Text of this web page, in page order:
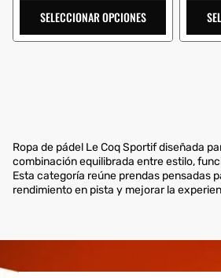
SELECCIONAR OPCIONES
Ropa de pádel Le Coq Sportif diseñada
combinación equilibrada entre estilo,
Esta categoría reúne prendas pensadas
rendimiento en pista y mejorar la